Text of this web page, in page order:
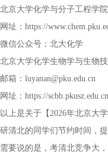
北京大学化学与分子工程学院
网址：https://
微信公众号：北大化学
北京大学化学生物学与生物
邮箱：luyanan@pku.edu.cn
网址：https://
以上是关于【2026年北京大
研清北的同学们节约时间，
需要说的是，考清北竞争大